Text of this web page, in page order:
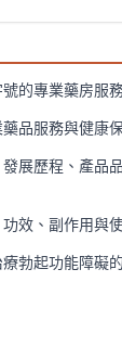
的專業藥房服
品服務與健康
展歷程、產品
效、副作用與
勃起功能障礙